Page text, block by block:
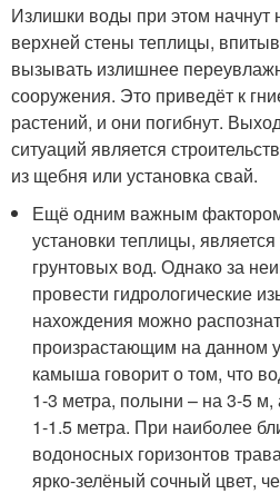
Излишки воды при этом начнут
верхней стены теплицы,
вызывать излишнее
сооружения. Это приведёт к
растений, и они погибнут.
ситуаций является
из щебня или установка свай.
Ещё одним важным
установки теплицы,
грунтовых вод. Однако за
провести гидрологические
нахождения можно
произрастающим на данном
камыша говорит о том, что
1-3 метра, полыни – на 3-5 м,
1-1.5 метра. При наиболее
водоносных горизонтов
ярко-зелёный сочный цвет,